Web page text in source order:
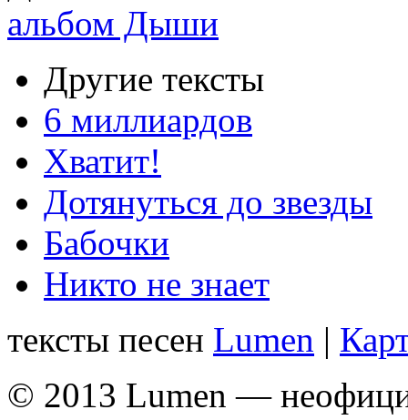
альбом Дыши
Другие тексты
6 миллиардов
Хватит!
Дотянуться до звезды
Бабочки
Никто не знает
тексты песен Lumen |
© 2013 Lumen —